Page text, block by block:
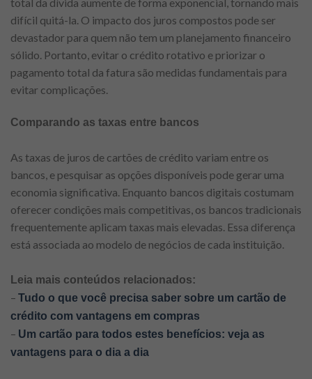
difícil quitá-la. O impacto dos juros compostos pode ser
devastador para quem não tem um planejamento financeiro
sólido. Portanto, evitar o crédito rotativo e priorizar o
pagamento total da fatura são medidas fundamentais para
evitar complicações.
Comparando as taxas entre bancos
As taxas de juros de cartões de crédito variam entre os
bancos, e pesquisar as opções disponíveis pode gerar uma
economia significativa. Enquanto bancos digitais costumam
oferecer condições mais competitivas, os bancos tradicionais
frequentemente aplicam taxas mais elevadas. Essa diferença
está associada ao modelo de negócios de cada instituição.
Leia mais conteúdos relacionados:
– Tudo o que você precisa saber sobre um cartão de
crédito com vantagens em compras
– Um cartão para todos estes benefícios: veja as
vantagens para o dia a dia